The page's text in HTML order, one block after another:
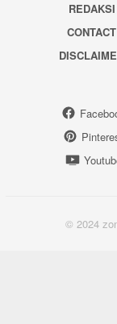
REDAKSI
CONTACT
© 2024